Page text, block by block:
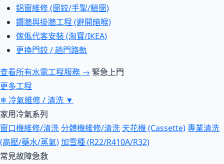
鋁窗維修 (窗鉸/手掣/驗窗)
鑽牆與掛牆工程 (避開暗喉)
傢俬代客安裝 (淘寶/IKEA)
更換門鉸 / 趟門路軌
查看所有水電工程服務 → 緊急上門
更多工程
❄ 冷氣維修 / 清洗 ▼
家用冷氣系列
窗口機維修/清洗 分體機維修/清洗 天花機 (Cassette)專業清洗
(高壓/藥水/蒸氣)加雪種 (R22/R410A/R32)
常見故障急救